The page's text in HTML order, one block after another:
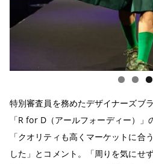
特別審査員を務めたデザイナーズブ
「R for D（アールフォーディー）」
「クオリティも高くマーケットに合
した」とコメント。「周りを気にせ